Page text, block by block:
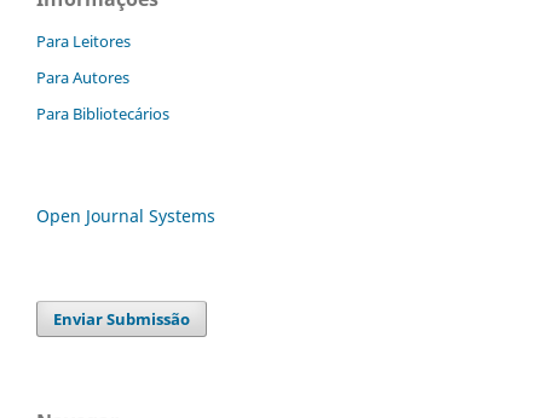
Para Leitores
Para Autores
Para Bibliotecários
Open Journal Systems
Enviar Submissão